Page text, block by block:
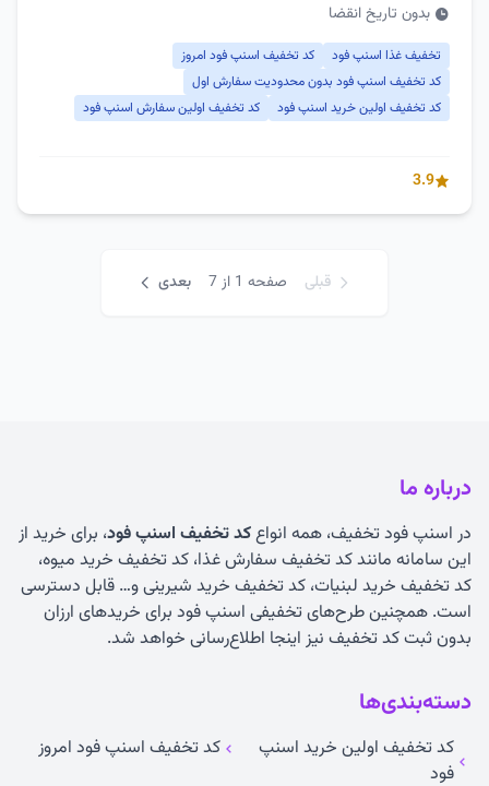
بدون تاریخ انقضا
تخفیف غذا اسنپ فود
کد تخفیف اسنپ فود امروز
کد تخفیف اسنپ فود بدون محدودیت سفارش اول
کد تخفیف اولین خرید اسنپ فود
کد تخفیف اولین سفارش اسنپ فود
3.9
قبلی صفحه 1 از 7 بعدی
درباره ما
در اسنپ فود تخفیف، همه انواعکد تخفیف اسنپ فود، برای خرید از
این سامانه مانند کد تخفیف سفارش غذا، کد تخفیف خرید میوه،
کد تخفیف خرید لبنیات، کد تخفیف خرید شیرینی و… قابل دسترسی
است. همچنین طرح‌های تخفیفی اسنپ فود برای خریدهای ارزان
بدون ثبت کد تخفیف نیز اینجا اطلاع‌رسانی خواهد شد.
دسته‌بندی‌ها
کد تخفیف اولین خرید اسنپ
فود
کد تخفیف اسنپ فود امروز